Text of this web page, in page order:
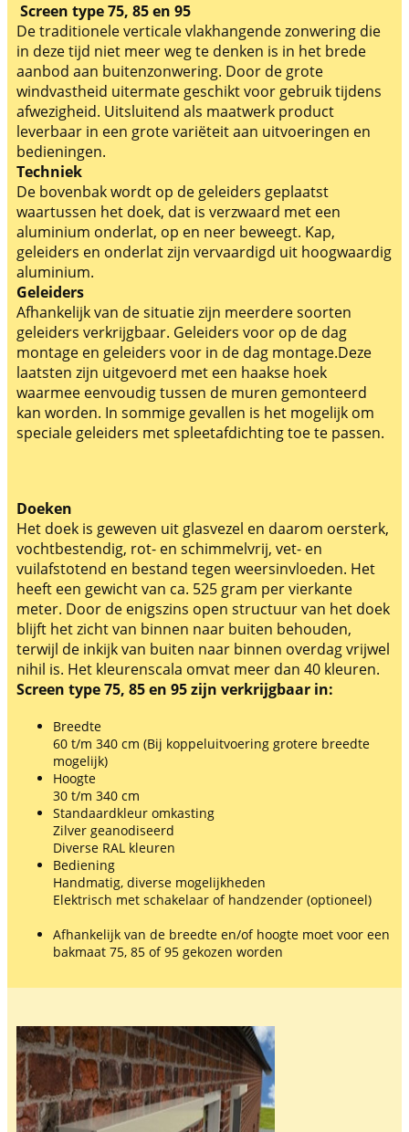
Screen type 75, 85 en 95
De traditionele verticale vlakhangende zonwering die
in deze tijd niet meer weg te denken is in het brede
aanbod aan buitenzonwering. Door de grote
windvastheid uitermate geschikt voor gebruik tijdens
afwezigheid. Uitsluitend als maatwerk product
leverbaar in een grote variëteit aan uitvoeringen en
bedieningen.
Techniek
De bovenbak wordt op de geleiders geplaatst
waartussen het doek, dat is verzwaard met een
aluminium onderlat, op en neer beweegt. Kap,
geleiders en onderlat zijn vervaardigd uit hoogwaardig
aluminium.
Geleiders
Afhankelijk van de situatie zijn meerdere soorten
geleiders verkrijgbaar. Geleiders voor op de dag
montage en geleiders voor in de dag montage.Deze
laatsten zijn uitgevoerd met een haakse hoek
waarmee eenvoudig tussen de muren gemonteerd
kan worden. In sommige gevallen is het mogelijk om
speciale geleiders met spleetafdichting toe te passen.
Doeken
Het doek is geweven uit glasvezel en daarom oersterk,
vochtbestendig, rot- en schimmelvrij, vet- en
vuilafstotend en bestand tegen weersinvloeden. Het
heeft een gewicht van ca. 525 gram per vierkante
meter. Door de enigszins open structuur van het doek
blijft het zicht van binnen naar buiten behouden,
terwijl de inkijk van buiten naar binnen overdag vrijwel
nihil is. Het kleurenscala omvat meer dan 40 kleuren.
Screen type 75, 85 en 95 zijn verkrijgbaar in:
Breedte
60 t/m 340 cm (Bij koppeluitvoering grotere breedte
mogelijk)
Hoogte
30 t/m 340 cm
Standaardkleur omkasting
Zilver geanodiseerd
Diverse RAL kleuren
Bediening
Handmatig, diverse mogelijkheden
Elektrisch met schakelaar of handzender (optioneel)
Afhankelijk van de breedte en/of hoogte moet voor een
bakmaat 75, 85 of 95 gekozen worden